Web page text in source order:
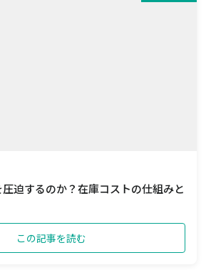
迫するのか？在庫コストの仕組みと
この記事を読む